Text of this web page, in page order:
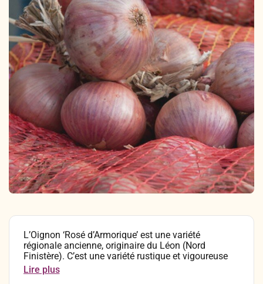
Légumes & Potagères
Aromatiques & Comestibles
Fleurs, Prairies, Engrais verts
Accesoires de Jardinage
Coffrets & Idées Cadeaux
Faire-part à semer
Jardinage au naturel
Découvertes végétales
Plantes & Gastronomie
Bricolage & Inspirations
Notre philosophie
Ateliers & Evènements
Visitez notre magasin
Maraichers & Revendeurs
L’Oignon ‘Rosé d’Armorique’ est une variété
régionale ancienne, originaire du Léon (Nord
Finistère). C’est une variété rustique et vigoureuse
dont le bulbe arrondi de grosseur variable est de
couleur rose cuivré. Sa chair est blanche, légèrement
Lire plus